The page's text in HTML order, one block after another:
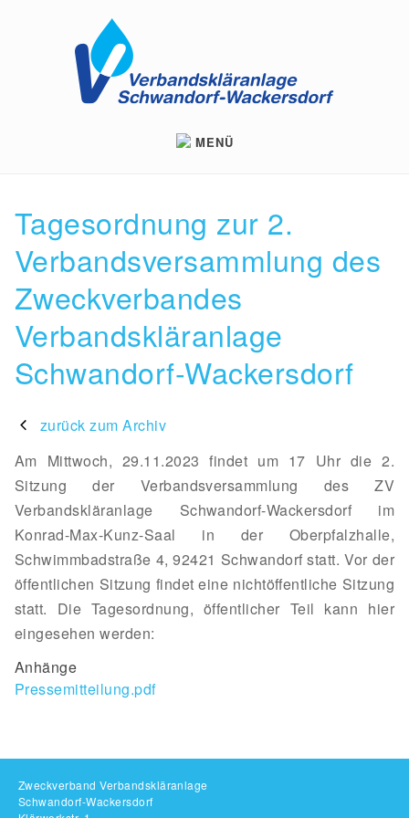
MENÜ
Tagesordnung zur 2.
Verbandsversammlung des
Zweckverbandes
Verbandskläranlage
Schwandorf-Wackersdorf
zurück zum Archiv
Am Mittwoch, 29.11.2023 findet um 17 Uhr die 2.
Sitzung der Verbandsversammlung des ZV
Verbandskläranlage Schwandorf-Wackersdorf im
Konrad-Max-Kunz-Saal in der Oberpfalzhalle,
Schwimmbadstraße 4, 92421 Schwandorf statt. Vor der
öffentlichen Sitzung findet eine nichtöffentliche Sitzung
statt. Die Tagesordnung, öffentlicher Teil kann hier
eingesehen werden:
Anhänge
Pressemitteilung.pdf
Zweckverband Verbandskläranlage
Schwandorf-Wackersdorf